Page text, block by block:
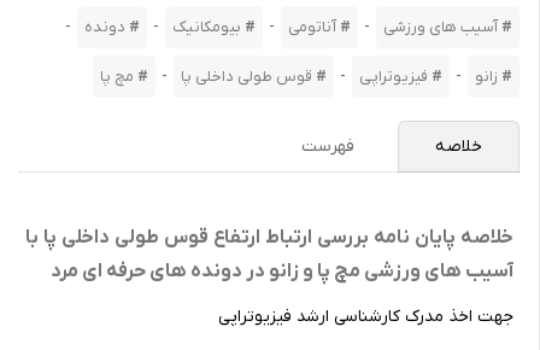
ها
آسیب های ورزشی - آناتومی - بیومکانیک - دونده -
زانو - فیزیوتراپی - قوس طولی داخلی پا - مچ پا
خلاصه فهرست
خلاصه پایان نامه بررسی ارتباط ارتفاع قوس طولی داخلی پا با
آسیب های ورزشی مچ پا و زانو در دونده های حرفه ای مرد
جهت اخذ مدرک کارشناسی ارشد فیزیوتراپی